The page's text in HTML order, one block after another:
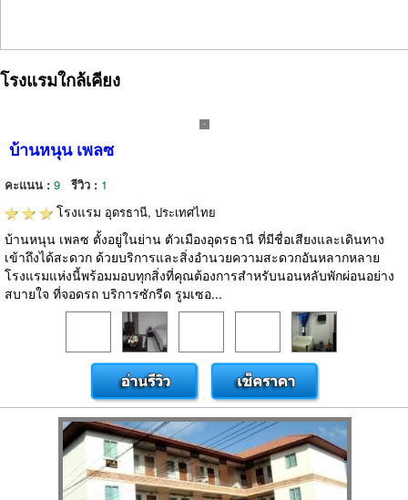
โรงแรมใกล้เคียง
บ้านหนุน เพลซ
คะแนน : 9 รีวิว : 1
โรงแรม อุดรธานี, ประเทศไทย
บ้านหนุน เพลซ ตั้งอยู่ในย่าน ตัวเมืองอุดรธานี ที่มีชื่อเสียงและเดินทาง
เข้าถึงได้สะดวก ด้วยบริการและสิ่งอำนวยความสะดวกอันหลากหลาย
โรงแรมแห่งนี้พร้อมมอบทุกสิ่งที่คุณต้องการสำหรับนอนหลับพักผ่อนอย่าง
สบายใจ ที่จอดรถ บริการซักรีด รูมเซอ...